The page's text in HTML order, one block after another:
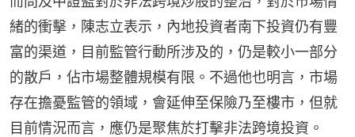
緒的衝擊，陳志立表示，內地投資者南下投資仍有豐
富的渠道，目前監管行動所涉及的，仍是較小一部分
的散戶，佔市場整體規模有限。不過他也明言，市場
存在擔憂監管的領域，會延伸至保險乃至樓市，但就
目前情況而言，應仍是聚焦於打擊非法跨境投資。